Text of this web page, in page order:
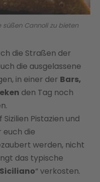
süßen Cannoli zu bieten
die Straßen der
die ausgelassene
in einer der Bars,
den Tag noch
Pistazien und
euch die
werden, nicht
das typische
“ verkosten.